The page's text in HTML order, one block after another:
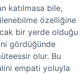
katılmasa bile,
özelliğine
bir yerde olduğu
gördüğünde
olur. Bu
empati yoluyla